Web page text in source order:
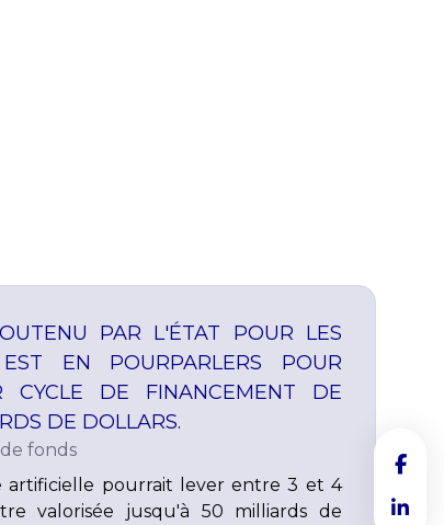
PAR L'ÉTAT POUR LES
EST EN POURPARLERS POUR
CYCLE DE FINANCEMENT DE
DE DOLLARS.
fonds
artificielle pourrait lever entre 3 et 4
valorisée jusqu'à 50 milliards de